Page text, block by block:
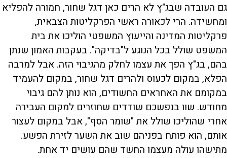
גם העובדה שבג"ץ לא הרים כאן דגל שחור, חמורה להפליא
ומחשידה. הרי לכאורה ראשי הפרקליטות הצבאית,
פרקליטות המדינה והייעוץ המשפטי הוליכו את בית
המשפט שולל בכל הנוגע ל"בדיקה". בעקבות האמון שנתן
בהם, בג"ץ הפך את עצמו לחלק מהגיבוי הזה. אבל למרבה
הפלא, במקום לכעוס ולהרים דגל שחור, במקום להעמיד
במקומם את האחראים החשודים, הוא נותן להם גיבוי
מחודש. שוו בנפשכם שודדים שחוזרים למקום העבירה
אחרי שהוליכו שולל את "שומר הסף", אבל במקום לעצור
אותם, הוא פותח בפניהם שוב את השער לזירת הפשע.
מתישהו עולה מעצמו החשד שהם עושים יד אחת.